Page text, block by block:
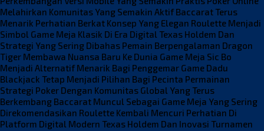
Melahirkan Komunitas Yang Semakin Aktif Baccarat Terus
Menarik Perhatian Berkat Konsep Yang Elegan Roulette Menjadi
Simbol Game Meja Klasik Di Era Digital Texas Holdem Dan
Strategi Yang Sering Dibahas Pemain Berpengalaman Dragon
Tiger Membawa Nuansa Baru Ke Dunia Game Meja Sic Bo
Menjadi Alternatif Menarik Bagi Penggemar Game Dadu
Blackjack Tetap Menjadi Pilihan Bagi Pecinta Permainan
Strategi Poker Dengan Komunitas Global Yang Terus
Berkembang Baccarat Muncul Sebagai Game Meja Yang Sering
Direkomendasikan Roulette Kembali Mencuri Perhatian Di
Platform Digital Modern Texas Holdem Dan Inovasi Turnamen